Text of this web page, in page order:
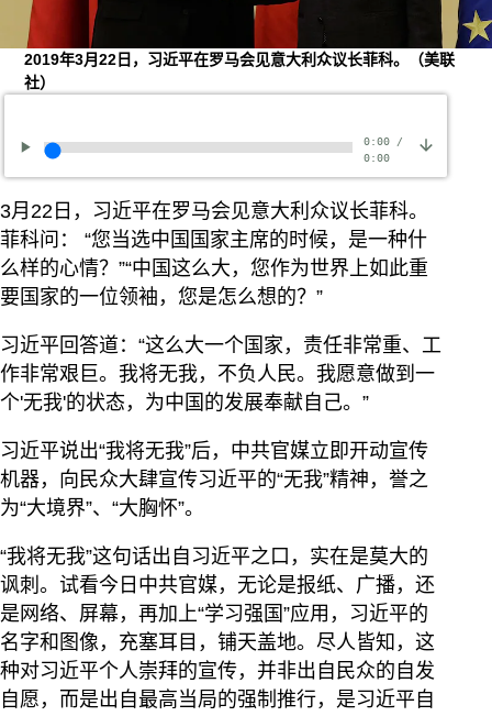
2019年3月22日，习近平在罗马会见意大利众议长菲科。（美联
社）
0:00/
0:00
3月22日，习近平在罗马会见意大利众议长菲科。
菲科问： “您当选中国国家主席的时候，是一种什
么样的心情？”“中国这么大，您作为世界上如此重
要国家的一位领袖，您是怎么想的？”
习近平回答道：“这么大一个国家，责任非常重、工
作非常艰巨。我将无我，不负人民。我愿意做到一
个'无我'的状态，为中国的发展奉献自己。”
习近平说出“我将无我”后，中共官媒立即开动宣传
机器，向民众大肆宣传习近平的“无我”精神，誉之
为“大境界”、“大胸怀”。
“我将无我”这句话出自习近平之口，实在是莫大的
讽刺。试看今日中共官媒，无论是报纸、广播，还
是网络、屏幕，再加上“学习强国”应用，习近平的
名字和图像，充塞耳目，铺天盖地。尽人皆知，这
种对习近平个人崇拜的宣传，并非出自民众的自发
自愿，而是出自最高当局的强制推行，是习近平自